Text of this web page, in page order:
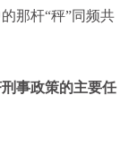
那杆“秤”同频共
事政策的主要任